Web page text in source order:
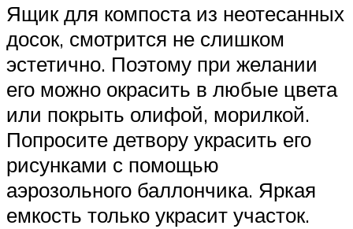
Ящик для компоста из неотесанных
досок, смотрится не слишком
эстетично. Поэтому при желании
его можно окрасить в любые цвета
или покрыть олифой, морилкой.
Попросите детвору украсить его
рисунками с помощью
аэрозольного баллончика. Яркая
емкость только украсит участок.